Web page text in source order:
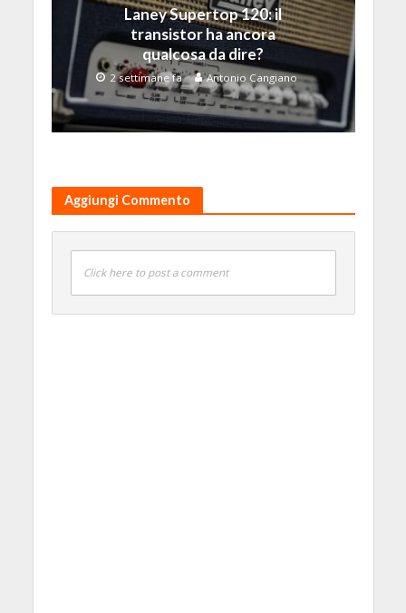
Laney Supertop 120: il
transistor ha ancora
qualcosa da dire?
2 settimane fa Antonio Cangiano
Aggiungi Commento
Click here to post a comment